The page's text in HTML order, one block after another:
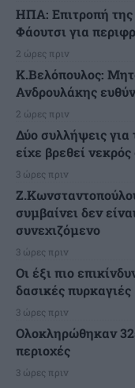
ΗΠΑ: Επιτροπή της
Φάουτσι για
2 ώρες πριν
K.Βελόπουλος:
Ανδρουλάκης
2 ώρες πριν
Δύο συλλήψεις
είχε βρεθεί
3 ώρες πριν
συμβαίνει δεν
συνεχιζόμενο
3 ώρες πριν
Οι έξι πιο
δασικές πυρκαγιές
3 ώρες πριν
Ολοκληρώθηκαν
περιοχές
3 ώρες πριν